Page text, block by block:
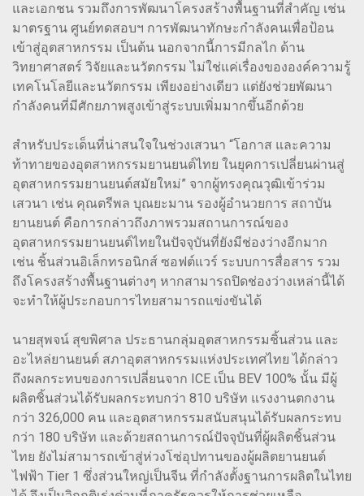
และเอกชน รวมถึงการพัฒนาโครงสร้างพื้นฐานที่สำคัญ เช่น
มาตรฐาน ศูนย์ทดสอบฯ การพัฒนาทักษะกำลังคนเพื่อป้อน
เข้าสู่อุตสาหกรรม เป็นต้น นอกจากนี้การมีกลไก ด้าน
วิทยาศาสตร์ วิจัยและนวัตกรรม ไม่ใช่แค่เรื่องขององค์ความรู้
เทคโนโลยีและนวัตกรรม เพียงอย่างเดียว แต่ยังช่วยพัฒนา
กำลังคนที่มีศักยภาพสูงเข้าสู่ระบบเพิ่มมากขึ้นอีกด้วย
สำหรับประเด็นที่น่าสนใจในช่วงเสวนา “โอกาส และความ
ท้าทายของอุตสาหกรรมยานยนต์ไทย ในยุคการเปลี่ยนผ่านสู่
อุตสาหกรรมยานยนต์สมัยใหม่” จากผู้ทรงคุณวุฒิเข้าร่วม
เสวนา เช่น คุณตรีพล บุณยะมาน รองผู้อำนวยการ สถาบัน
ยานยนต์ คือการกล่าวถึงภาพรวมสถานการณ์ของ
อุตสาหกรรมยานยนต์ไทยในปัจจุบันที่ยังมีช่องว่างอีกมาก
เช่น ชิ้นส่วนอิเล็กทรอนิกส์ ซอฟต์แวร์ ระบบการสื่อสาร รวม
ถึงโครงสร้างพื้นฐานต่างๆ หากสามารถปิดช่องว่างเหล่านี้ได้
จะทำให้ผู้ประกอบการไทยสามารถแข่งขันได้
นายสุพจน์ สุขพิศาล ประธานกลุ่มอุตสาหกรรมชิ้นส่วน และ
อะไหล่ยานยนต์ สภาอุตสาหกรรมแห่งประเทศไทย ได้กล่าว
ถึงผลกระทบของการเปลี่ยนจาก ICE เป็น BEV 100% นั้น มีผู้
ผลิตชิ้นส่วนได้รับผลกระทบกว่า 810 บริษัท แรงงานตกงาน
กว่า 326,000 คน และอุตสาหกรรมสนับสนุนได้รับผลกระทบ
กว่า 180 บริษัท และด้วยสถานการณ์ปัจจุบันที่ผู้ผลิตชิ้นส่วน
ไทย ยังไม่สามารถเข้าสู่ห่วงโซ่อุปทานของผู้ผลิตยานยนต์
ไฟฟ้า Tier 1 ซึ่งส่วนใหญ่เป็นจีน ที่กำลังตั้งฐานการผลิตในไทย